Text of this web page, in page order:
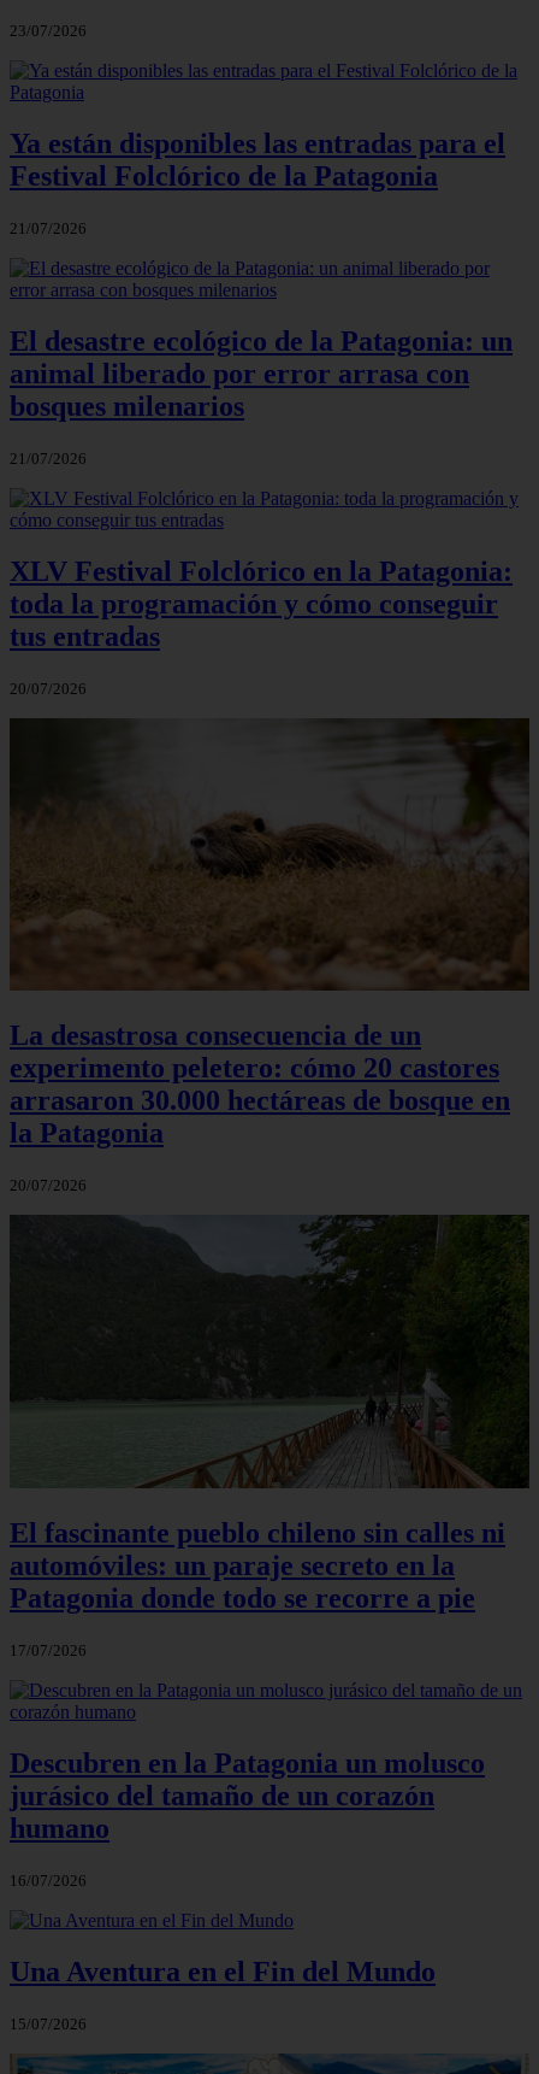
23/07/2026
Ya están disponibles las entradas para el
Festival Folclórico de la Patagonia
21/07/2026
El desastre ecológico de la Patagonia: un
animal liberado por error arrasa con
bosques milenarios
21/07/2026
XLV Festival Folclórico en la Patagonia:
toda la programación y cómo conseguir
tus entradas
20/07/2026
La desastrosa consecuencia de un
experimento peletero: cómo 20 castores
arrasaron 30.000 hectáreas de bosque en
la Patagonia
20/07/2026
El fascinante pueblo chileno sin calles ni
automóviles: un paraje secreto en la
Patagonia donde todo se recorre a pie
17/07/2026
Descubren en la Patagonia un molusco
jurásico del tamaño de un corazón
humano
16/07/2026
Una Aventura en el Fin del Mundo
15/07/2026